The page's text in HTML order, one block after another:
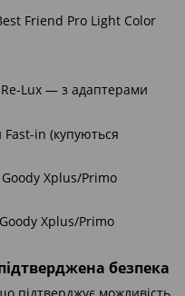
Friend Pro Light Color
Lux — з адаптерами
in (купуються
Xplus/Primo
Xplus/Primo
безпека